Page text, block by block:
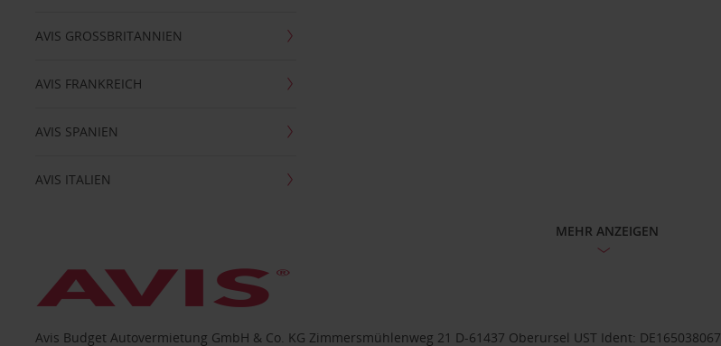
AVIS GROSSBRITANNIEN
AVIS FRANKREICH
AVIS SPANIEN
AVIS ITALIEN
MEHR ANZEIGEN
Avis Budget Autovermietung GmbH & Co. KG Zimmersmühlenweg 21 D-61437 Oberursel UST Ident: DE165038067